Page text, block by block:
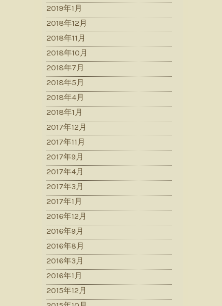
2019年1月
2018年12月
2018年11月
2018年10月
2018年7月
2018年5月
2018年4月
2018年1月
2017年12月
2017年11月
2017年9月
2017年4月
2017年3月
2017年1月
2016年12月
2016年9月
2016年8月
2016年3月
2016年1月
2015年12月